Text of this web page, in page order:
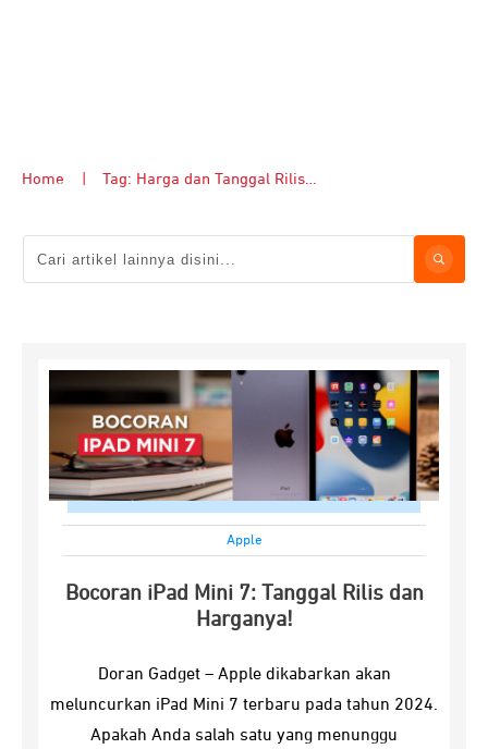
Home Tag: Harga dan Tanggal Rilis iPad Mini 7
Apple
Bocoran iPad Mini 7: Tanggal Rilis dan
Harganya!
Doran Gadget – Apple dikabarkan akan
meluncurkan iPad Mini 7 terbaru pada tahun 2024.
Apakah Anda salah satu yang menunggu